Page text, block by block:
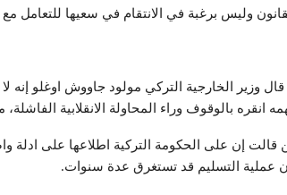
وليس برغبة في الانتقام في سعيها للتعامل مع
وزير الخارجية التركي مولود جاووش اوغلو إنه
انقره بالوقوف وراء المحاولة الانقلابية
إن على الحكومة التركية اطلاعها على ادلة
عملية التسليم قد تستغرق عدة سنوات.